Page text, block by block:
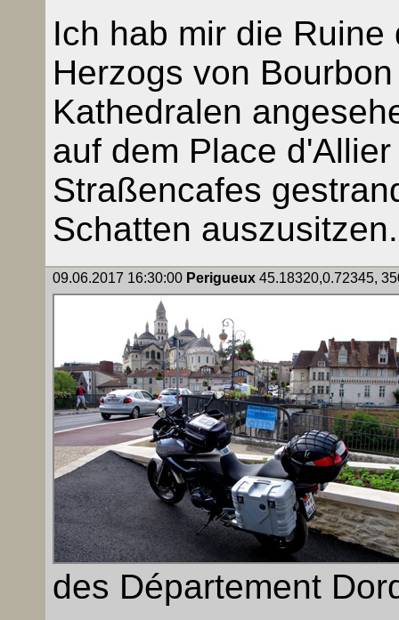
Ich hab mir die
Herzogs von
Kathedralen
auf dem Place
Straßencafes
Schatten auszusitzen.
09.06.2017 16:30:00 Perigueux45.18320,0.72345,
des Département